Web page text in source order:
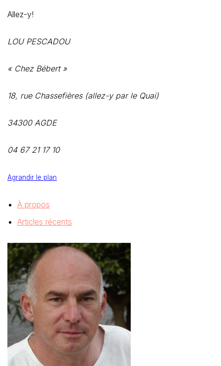
Allez-y!
LOU PESCADOU
« Chez Bébert »
18, rue Chassefières (allez-y par le Quai)
34300 AGDE
04 67 21 17 10
Agrandir le plan
À propos
Articles récents